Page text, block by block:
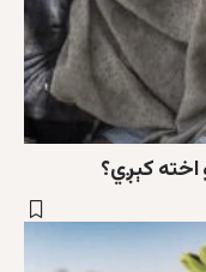
اخته کېږي؟